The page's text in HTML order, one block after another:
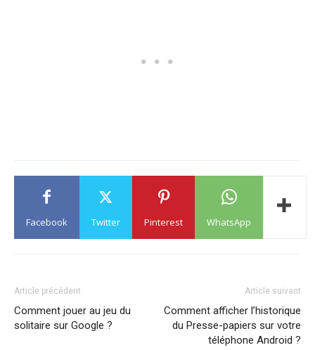
Facebook Twitter Pinterest WhatsApp
Article précédent
Comment jouer au jeu du
solitaire sur Google ?
Article suivant
Comment afficher l’historique
du Presse-papiers sur votre
téléphone Android ?